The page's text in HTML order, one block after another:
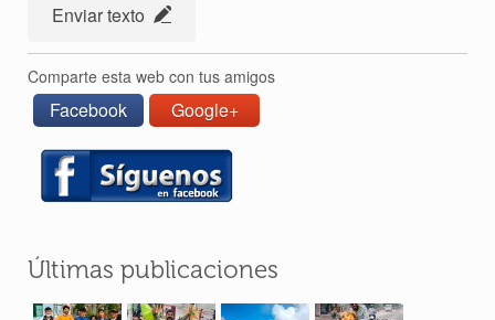
Enviar texto
Comparte esta web con tus amigos
Facebook Google+
Últimas publicaciones